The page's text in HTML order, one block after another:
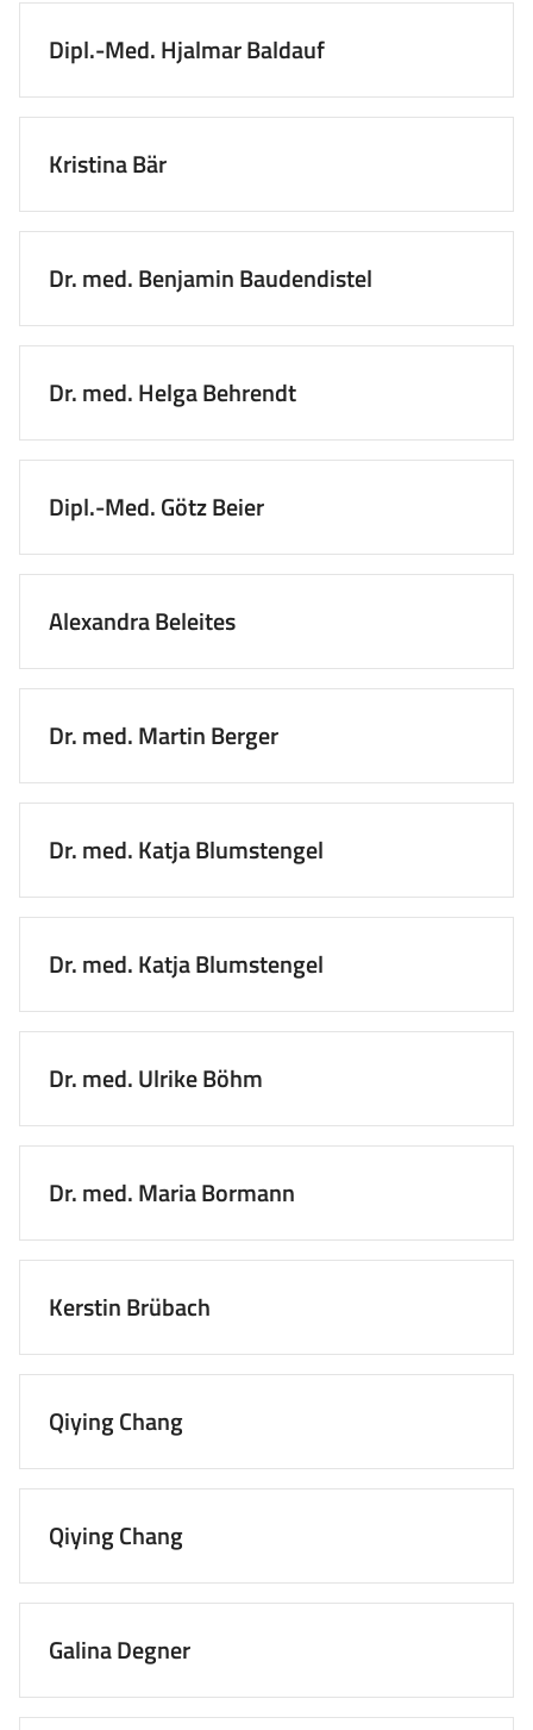
Dipl.-Med. Hjalmar Baldauf
Kristina Bär
Dr. med. Benjamin Baudendistel
Dr. med. Helga Behrendt
Dipl.-Med. Götz Beier
Alexandra Beleites
Dr. med. Martin Berger
Dr. med. Katja Blumstengel
Dr. med. Katja Blumstengel
Dr. med. Ulrike Böhm
Dr. med. Maria Bormann
Kerstin Brübach
Qiying Chang
Qiying Chang
Galina Degner